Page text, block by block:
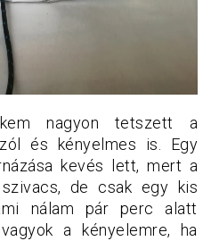
nagyon tetszett a
és kényelmes is. Egy
kevés lett, mert a
de csak egy kis
nálam pár perc alatt
a kényelemre, ha